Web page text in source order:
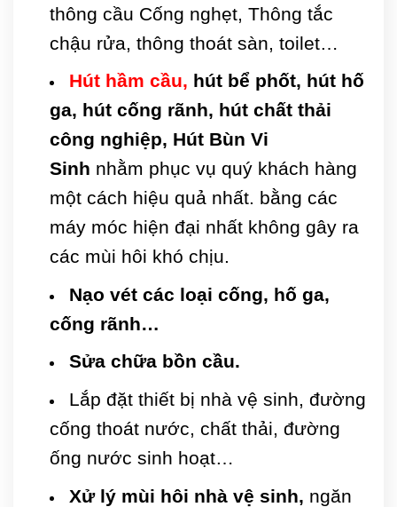
thông cầu Cống nghẹt, Thông tắc
chậu rửa, thông thoát sàn, toilet…
Hút hầm cầu, hút bể phốt, hút hố
ga, hút cống rãnh, hút chất thải
công nghiệp, Hút Bùn Vi
Sinh nhằm phục vụ quý khách hàng
một cách hiệu quả nhất. bằng các
máy móc hiện đại nhất không gây ra
các mùi hôi khó chịu.
Nạo vét các loại cống, hố ga,
cống rãnh…
Sửa chữa bồn cầu.
Lắp đặt thiết bị nhà vệ sinh, đường
cống thoát nước, chất thải, đường
ống nước sinh hoạt…
Xử lý mùi hôi nhà vệ sinh, ngăn